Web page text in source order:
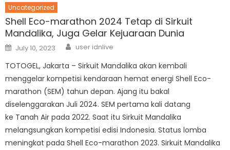
Uncategorized
Shell Eco-marathon 2024 Tetap di Sirkuit
Mandalika, Juga Gelar Kejuaraan Dunia
Posted
on
July 10, 2023 Author
user idnlive
TOTOGEL, Jakarta – Sirkuit Mandalika akan kembali
menggelar kompetisi kendaraan hemat energi Shell Eco-
marathon (SEM) tahun depan. Ajang itu bakal
diselenggarakan Juli 2024. SEM pertama kali datang
ke Tanah Air pada 2022. Saat itu Sirkuit Mandalika
melangsungkan kompetisi edisi Indonesia. Status lomba
meningkat pada Shell Eco-marathon 2023. Sirkuit Mandalika